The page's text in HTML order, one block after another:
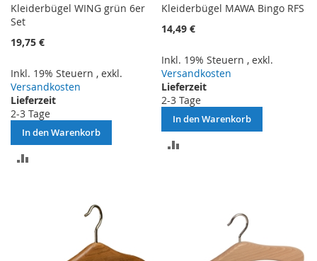
Kleiderbügel WING grün 6er
Set
19,75 €
Inkl. 19% Steuern , exkl.
Versandkosten
Lieferzeit
2-3 Tage
In den Warenkorb
HINZUFÜGEN
Kleiderbügel MAWA Bingo RFS
14,49 €
Inkl. 19% Steuern ,exkl.
Versandkosten
Lieferzeit
2-3 Tage
In den Warenkorb